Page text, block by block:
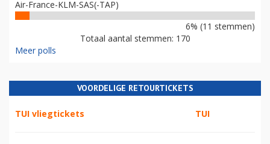
Air-France-KLM-SAS(-TAP)
6% (11 stemmen)
Totaal aantal stemmen: 170
Meer polls
VOORDELIGE RETOURTICKETS
TUI vliegtickets TUI